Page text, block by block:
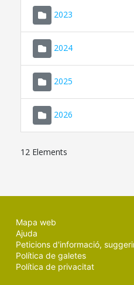
2023
2024
2025
2026
12 Elements
Mapa web
Ajuda
Peticions d'informació,
Política de galetes
Política de privacitat